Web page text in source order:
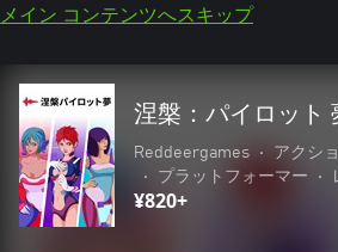
メイン コンテンツへスキップ
涅槃：パイロット
Reddeergames •
アクシ
•
プラットフォーマー •
¥820+